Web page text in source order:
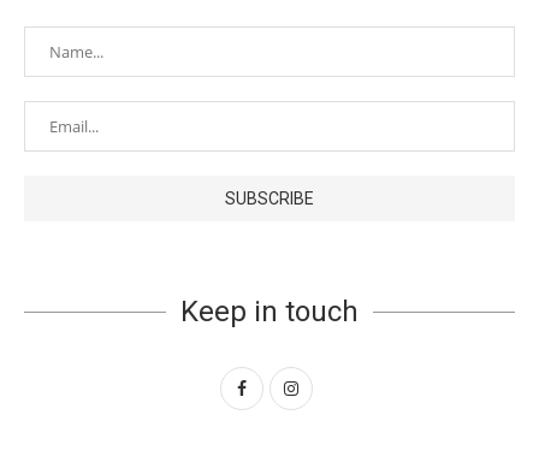
Keep in touch